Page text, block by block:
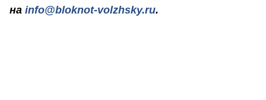
на info@bloknot-volzhsky.ru.